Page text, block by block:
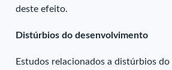
deste efeito.
Distúrbios do desenvolvimento
Estudos relacionados a distúrbios